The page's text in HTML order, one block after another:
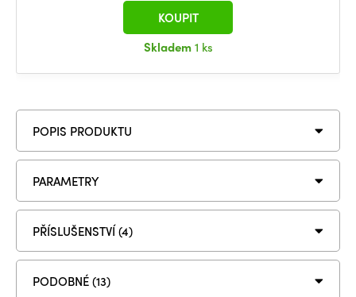
Skladem1 ks
KOUPIT
POPIS PRODUKTU
PARAMETRY
PŘÍSLUŠENSTVÍ (4)
PODOBNÉ (13)